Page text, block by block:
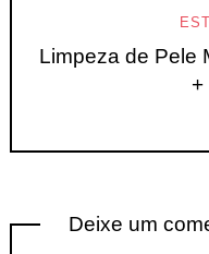
Limpeza de Pele
+
Deixe um